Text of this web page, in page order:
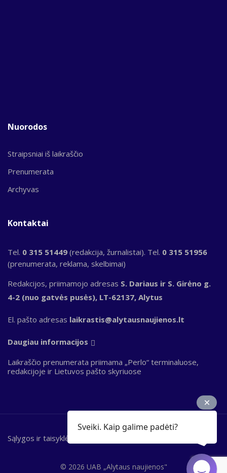
Nuorodos
Straipsniai iš laikraščio
Prenumerata
Archyvas
Kontaktai
Tel. 0 315 51449 (redakcija, žurnalistai). Tel. 0 315 51956
(prenumerata, reklama, skelbimai)
Redakcijos, priimamojo adresas S. Dariaus ir S. Girėno g.
4-2 (nuo gatvės pusės), LT-62137, Alytus
El. pašto adresas laikrastis@alytausnaujienos.lt
Daugiau informacijos
Laikraščio prenumerata priimama „Perlo“ terminaluose,
redakcijoje ir Lietuvos pašto skyriuose
© 2026 UAB „Alytaus naujienos"
Bottom
Sąlygos ir taisyklės
Sveiki. Kaip galime padėti?